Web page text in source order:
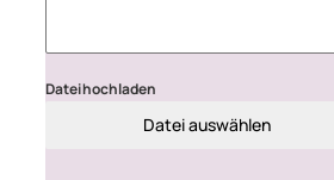
Datei hochladen
Datei auswählen